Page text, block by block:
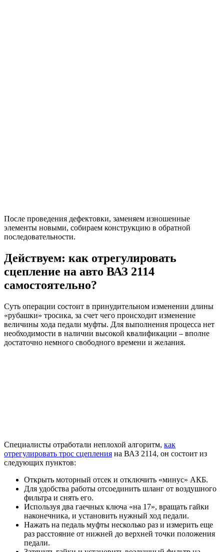
После проведения дефектовки, заменяем изношенные
элементы новыми, собираем конструкцию в обратной
последовательности.
Действуем: как отрегулировать
сцепление на авто ВАЗ 2114
самостоятельно?
Суть операции состоит в принудительном изменении длины
«рубашки» тросика, за счет чего происходит изменение
величины хода педали муфты. Для выполнения процесса нет
необходимости в наличии высокой квалификации – вполне
достаточно немного свободного времени и желания.
Специалисты отработали неплохой алгоритм, как
отрегулировать трос сцепления на ВАЗ 2114, он состоит из
следующих пунктов:
Открыть моторный отсек и отключить «минус» АКБ.
Для удобства работы отсоединить шланг от воздушного
фильтра и снять его.
Используя два гаечных ключа «на 17», вращать гайки
наконечника, и установить нужный ход педали.
Нажать на педаль муфты несколько раз и измерить еще
раз расстояние от нижней до верхней точки положения
педали.